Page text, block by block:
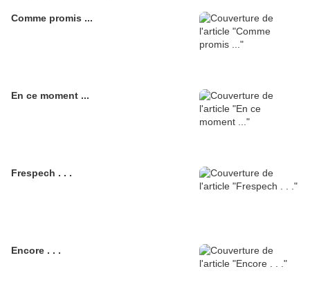
Comme promis ...
En ce moment ...
Frespech . . .
Encore . . .